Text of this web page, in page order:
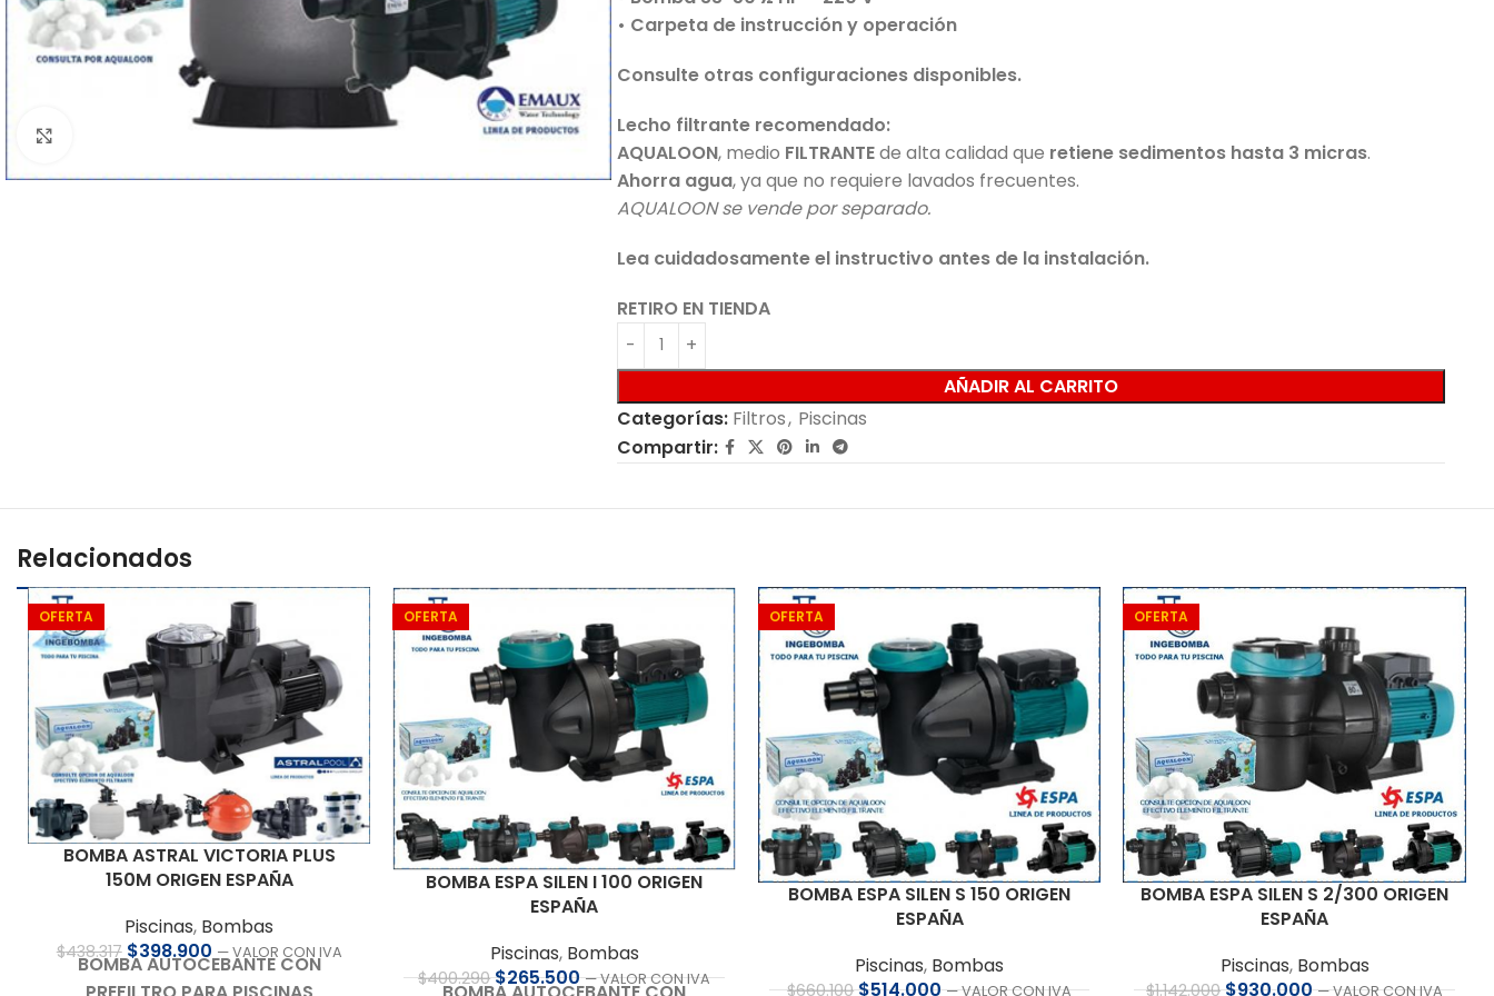
Haga clic para ampliar
• Carpeta de instrucción y operación
Consulte otras configuraciones disponibles.
Lecho filtrante recomendado:
AQUALOON, medio FILTRANTEde alta calidad que retiene sedimentos hasta 3 micras.
Ahorra agua, ya que no requiere lavados frecuentes.
AQUALOON se vende por separado.
Lea cuidadosamente el instructivo antes de la instalación.
RETIRO EN TIENDA
AÑADIR AL CARRITO
Categorías: Filtros, Piscinas
Compartir:
Relacionados
OFERTA
BOMBA ASTRAL VICTORIA PLUS
150M ORIGEN ESPAÑA
Piscinas, Bombas
$438.317 $398.900 — VALOR CON IVA
BOMBA AUTOCEBANTE CON
OFERTA
BOMBA ESPA SILEN I 100 ORIGEN
ESPAÑA
Piscinas, Bombas
$400.290 $265.500 — VALOR CON IVA
OFERTA
BOMBA ESPA SILEN S 150 ORIGEN
ESPAÑA
Piscinas, Bombas
$660.100 $514.000 — VALOR CON IVA
OFERTA
BOMBA ESPA SILEN S 2/300 ORIGEN
ESPAÑA
Piscinas, Bombas
$1.142.000 $930.000 — VALOR CON IVA